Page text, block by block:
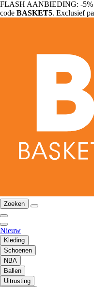
FLASH AANBIEDING: -5%
code BASKET5. Exclusief
Zoeken
Nieuw
Kleding
Schoenen
NBA
Ballen
Uitrusting